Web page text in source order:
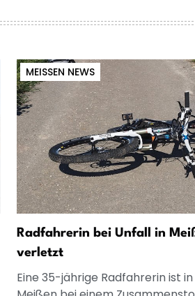
MEISSEN NEWS
Radfahrerin bei Unfall in
verletzt
Eine 35-jährige Radfahrerin ist in